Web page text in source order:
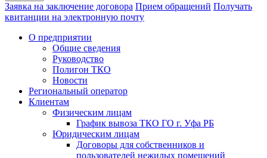
Заявка на заключение договора Прием обращений Получать
квитанции на электронную почту
О предприятии
Общие сведения
Руководство
Полигон ТКО
Новости
Региональный оператор
Клиентам
Физическим лицам
График вывоза ТКО ГО г. Уфа РБ
Юридическим лицам
Договоры для собственников и
пользователей нежилых помещений